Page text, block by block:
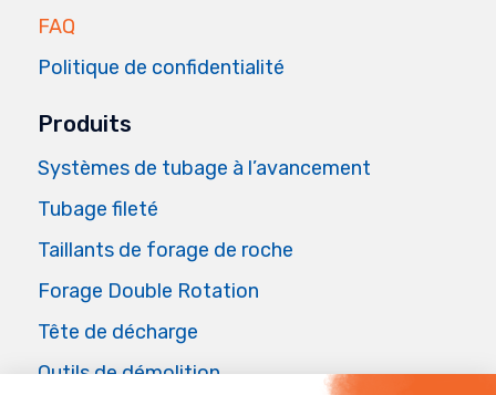
FAQ
Politique de confidentialité
Produits
Systèmes de tubage à l’avancement
Tubage fileté
Taillants de forage de roche
Forage Double Rotation
Tête de décharge
Outils de démolition